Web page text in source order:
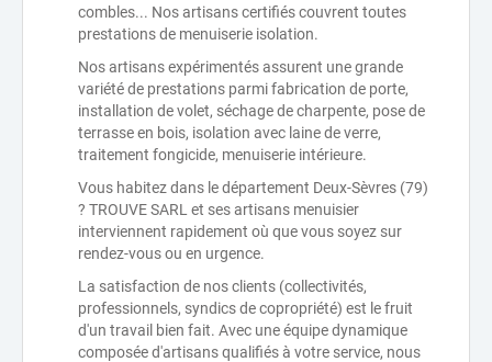
combles... Nos artisans certifiés couvrent toutes
prestations de menuiserie isolation.
Nos artisans expérimentés assurent une grande
variété de prestations parmi fabrication de porte,
installation de volet, séchage de charpente, pose de
terrasse en bois, isolation avec laine de verre,
traitement fongicide, menuiserie intérieure.
Vous habitez dans le département Deux-Sèvres (79)
? TROUVE SARL et ses artisans menuisier
interviennent rapidement où que vous soyez sur
rendez-vous ou en urgence.
La satisfaction de nos clients (collectivités,
professionnels, syndics de copropriété) est le fruit
d'un travail bien fait. Avec une équipe dynamique
composée d'artisans qualifiés à votre service, nous